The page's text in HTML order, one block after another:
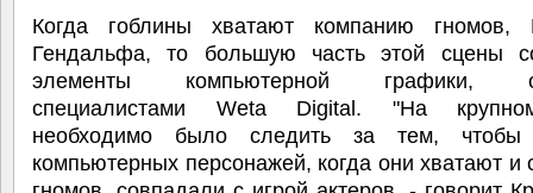
Когда гоблины хватают компанию гномов,
Гендальфа, то большую часть этой сцены
элементы компьютерной графики,
специалистами Weta Digital. "На
необходимо было следить за тем, чтобы
компьютерных персонажей, когда они хватают и